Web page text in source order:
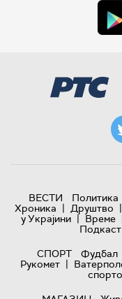
ВЕСТИ Политика
Хроника | Друштво |
у Украјини | Време
Подкаст
СПОРТ
Фудбал
Рукомет |